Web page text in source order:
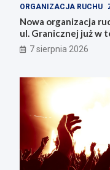
ORGANIZACJA RUCHU
Nowa organizacja
ul. Granicznej już w
7 sierpnia 2026